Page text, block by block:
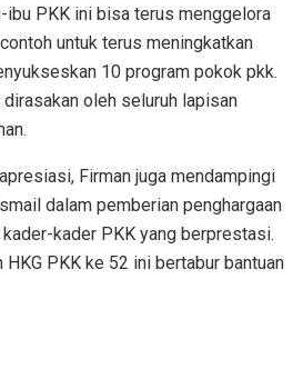
ibu PKK ini bisa terus menggelora
untuk terus meningkatkan
10 program pokok pkk.
oleh seluruh lapisan
Firman juga mendampingi
dalam pemberian penghargaan
kader PKK yang berprestasi.
HKG PKK ke 52 ini bertabur bantuan